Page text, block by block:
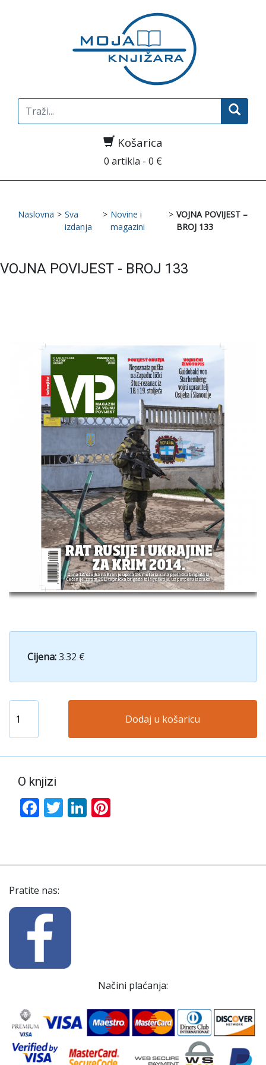
Search
for:
Košarica
0 artikla - 0 €
Naslovna > Sva
izdanja
> Novine i
magazini
> VOJNA POVIJEST –
BROJ 133
VOJNA POVIJEST - BROJ 133
Cijena:3.32 €
Dodaj u košaricu
O knjizi
Facebook
TwitterLinkedIn
Pratite nas:
Načini plaćanja: